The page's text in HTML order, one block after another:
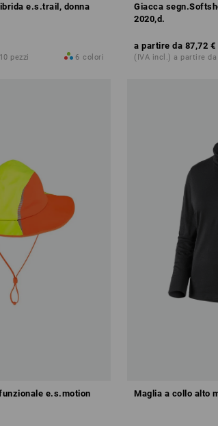
e.s.trail, donna
pezzi 6 colori
Giacca
2020,d.
a partire da 87,72 €
(IVA incl.) a partire da
e.s.motion
Maglia a collo alto